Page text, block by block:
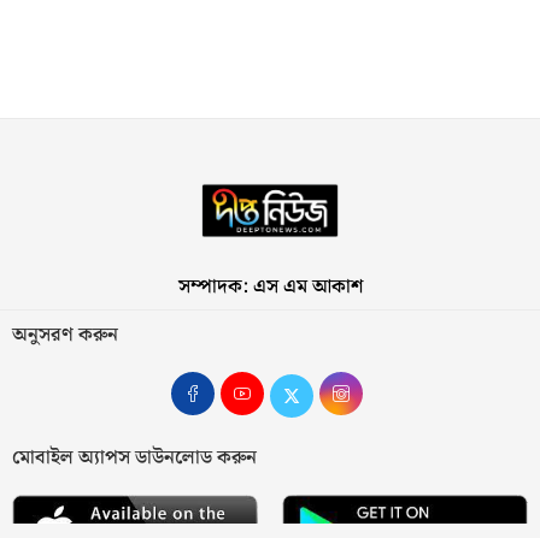
সম্পাদক: এস এম আকাশ
অনুসরণ করুন
মোবাইল অ্যাপস ডাউনলোড করুন